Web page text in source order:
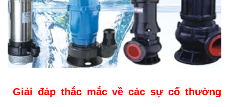
Giải đáp thắc mắc về các sự cố thường